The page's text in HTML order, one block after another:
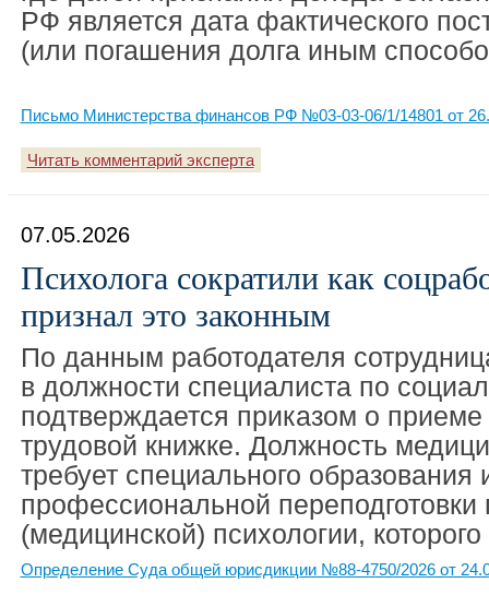
РФ является дата фактического
(или погашения долга иным
Письмо Министерства финансов РФ №03-03-06/1/14801 от
Читать комментарий эксперта
07.05.2026
Психолога сократили как
признал это законным
По данным работодателя
в должности специалиста по
подтверждается приказом о
трудовой книжке. Должность
требует специального образования
профессиональной переподготовки
(медицинской) психологии, которого
Определение Суда общей юрисдикции №88-4750/2026 от